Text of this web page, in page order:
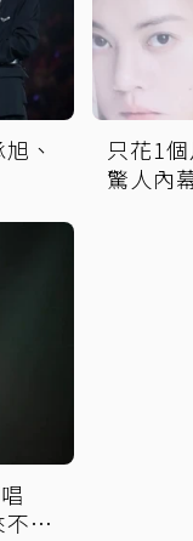
、
只花1
驚人內
不及